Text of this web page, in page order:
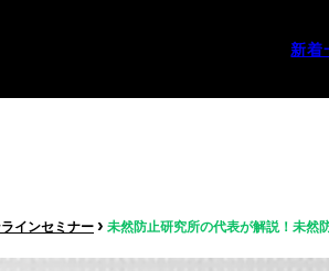
新着
インセミナー › 未然防止研究所の代表が解説！未然